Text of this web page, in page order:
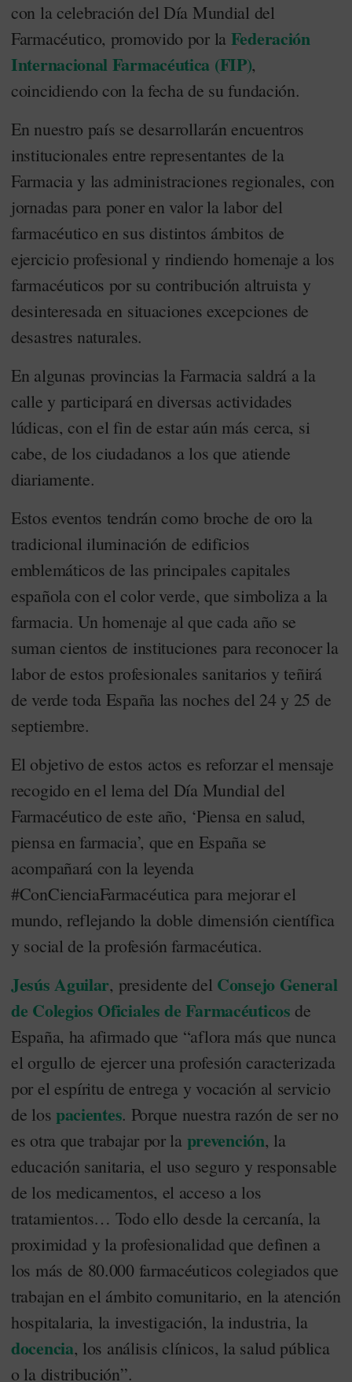
con la celebración del Día Mundial del
Farmacéutico, promovido por la Federación
Internacional Farmacéutica (FIP),
coincidiendo con la fecha de su fundación.
En nuestro país se desarrollarán encuentros
institucionales entre representantes de la
Farmacia y las administraciones regionales, con
jornadas para poner en valor la labor del
farmacéutico en sus distintos ámbitos de
ejercicio profesional y rindiendo homenaje a los
farmacéuticos por su contribución altruista y
desinteresada en situaciones excepciones de
desastres naturales.
En algunas provincias la Farmacia saldrá a la
calle y participará en diversas actividades
lúdicas, con el fin de estar aún más cerca, si
cabe, de los ciudadanos a los que atiende
diariamente.
Estos eventos tendrán como broche de oro la
tradicional iluminación de edificios
emblemáticos de las principales capitales
española con el color verde, que simboliza a la
farmacia. Un homenaje al que cada año se
suman cientos de instituciones para reconocer la
labor de estos profesionales sanitarios y teñirá
de verde toda España las noches del 24 y 25 de
septiembre.
El objetivo de estos actos es reforzar el mensaje
recogido en el lema del Día Mundial del
Farmacéutico de este año, ‘Piensa en salud,
piensa en farmacia’, que en España se
acompañará con la leyenda
#ConCienciaFarmacéutica para mejorar el
mundo, reflejando la doble dimensión científica
y social de la profesión farmacéutica.
Jesús Aguilar, presidente del Consejo General
de Colegios Oficiales de Farmacéuticos de
España, ha afirmado que “aflora más que nunca
el orgullo de ejercer una profesión caracterizada
por el espíritu de entrega y vocación al servicio
de los pacientes. Porque nuestra razón de ser no
es otra que trabajar por la prevención, la
educación sanitaria, el uso seguro y responsable
de los medicamentos, el acceso a los
tratamientos… Todo ello desde la cercanía, la
proximidad y la profesionalidad que definen a
los más de 80.000 farmacéuticos colegiados que
trabajan en el ámbito comunitario, en la atención
hospitalaria, la investigación, la industria, la
docencia, los análisis clínicos, la salud pública
o la distribución”.